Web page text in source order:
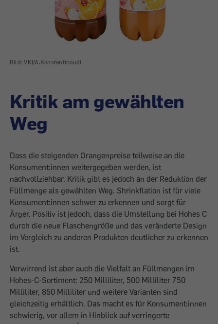
Bild: VKI/A.Konstantinoudi
Kritik am gewählten
Weg
Dass die steigenden Orangenpreise teilweise an die
Konsument:innen weitergegeben werden, ist
nachvollziehbar. Kritik gibt es jedoch an der Reduktion der
Füllmenge als gewählten Weg. Shrinkflation ist für viele
Konsument:innen schwer zu erkennen und sorgt für
Ärger. Positiv ist jedoch, dass die Umstellung bei Hohes C
durch die neue Flaschengröße und das veränderte Design
im Vergleich zu anderen Produkten deutlicher zu erkennen
ist.
Verwirrend ist aber auch die Vielfalt an Füllmengen im
Hohes-C-Sortiment: 250 Milliliter, 500 Milliliter 750
Milliliter, 850 Milliliter und weitere Varianten sind
gleichzeitig erhältlich. Das macht es für Konsument:innen
schwierig, vor allem in Hinblick auf verringerte